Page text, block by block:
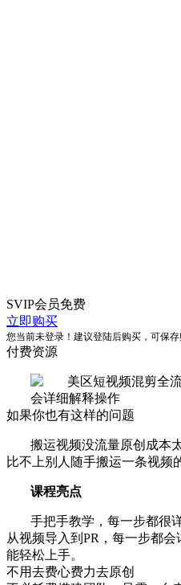
SVIP会员免费
立即购买
您当前未登录！建议登陆后购买，可保
付费资源
如果你也有这样的问题
搬运视频没流量原创成本
比不上别人随手搬运一条视频
课程亮点
手把手教学，每一步都很
从视频导入到PR，每一步都
能轻松上手。
不用去费心费力去原创